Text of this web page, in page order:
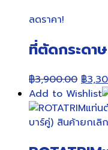
ลดราคา!
ที่ตัดกระดา
฿3,900.00
price
was:
฿
฿
Add to Wishlist